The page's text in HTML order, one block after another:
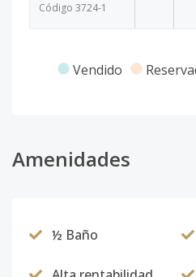
Código 3724-1
Vendido
Amenidades
½ Baño